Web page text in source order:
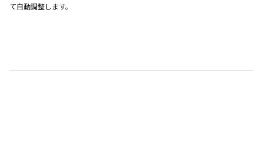
て自動調整します。